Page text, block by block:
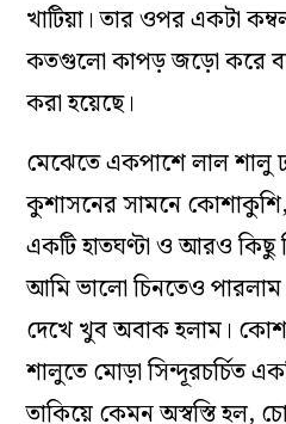
খাটিয়া। তার ওপর একটা
কতগুলো কাপড় জড়ো করে
করা হয়েছে।
মেঝেতে একপাশে লাল শালু
কুশাসনের সামনে
একটি হাতঘণ্টা ও আরও কিছু
আমি ভালো চিনতেও পারলাম
দেখে খুব অবাক হলাম।
শালুতে মোড়া সিন্দূরচর্চিত
তাকিয়ে কেমন অস্বস্তি হল,